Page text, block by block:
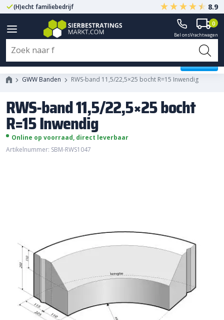
(H)echt familiebedrijf Gegarandeerd A-kwaliteit
8.9
Bel onsVrachtwagen
0
GWW Banden RWS-band 11,5/22,5×25 bocht R=15 Inwendig
RWS-band 11,5/22,5×25 bocht
R=15 Inwendig
Online op voorraad, direct leverbaar
Artikelnummer: SBM-RWS1047
RWS-band 11,5/22,5x25 bocht
R=15 Inwendig